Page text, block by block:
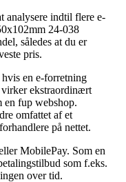
analysere indtil flere e-
24-038
således at du er
pris.
en e-forretning
virker ekstraordinært
en fup webshop.
omfattet af et
på nettet.
MobilePay. Som en
som f.eks.
over tid.